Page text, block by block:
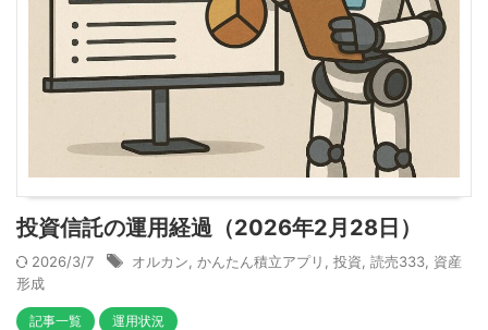
投資信託の運用経過（2026年2月28日）
2026/3/7 オルカン かんたん積立アプリ 投資 読売333 資産
形成
記事一覧 運用状況